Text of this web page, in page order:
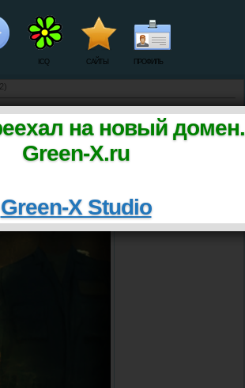
ICQ САЙТЫ ПРОФИЛЬ
на новый домен.
Green-X.ru
Green-X Studio
ночи 2 (2012)